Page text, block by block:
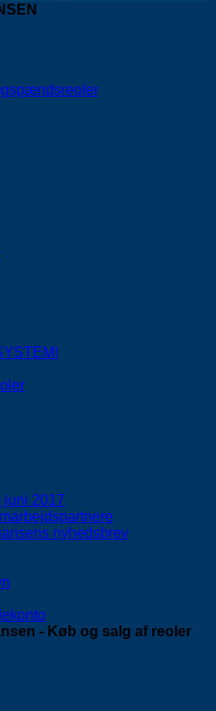
juni 2017
nyhedsbrev
- Køb og salg af reoler